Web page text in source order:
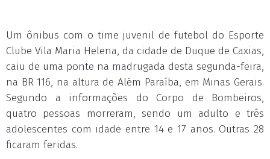
Um ônibus com o time juvenil de futebol do Esporte
Clube Vila Maria Helena, da cidade de Duque de Caxias,
caiu de uma ponte na madrugada desta segunda-feira,
na BR 116, na altura de Além Paraíba, em Minas Gerais.
Segundo a informações do Corpo de Bombeiros,
quatro pessoas morreram, sendo um adulto e três
adolescentes com idade entre 14 e 17 anos. Outras 28
ficaram feridas.